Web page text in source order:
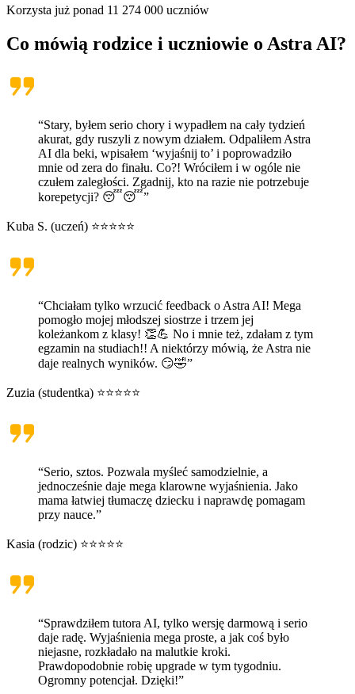
Korzysta już ponad 11 274 000 uczniów
Co mówią rodzice i uczniowie o Astra AI?
“Stary, byłem serio chory i wypadłem na cały tydzień
akurat, gdy ruszyli z nowym działem. Odpaliłem Astra
AI dla beki, wpisałem ‘wyjaśnij to’ i poprowadziło
mnie od zera do finału. Co?! Wróciłem i w ogóle nie
czułem zaległości. Zgadnij, kto na razie nie potrzebuje
korepetycji? 😴😴”
Kuba S. (uczeń) ⭐⭐⭐⭐⭐
“Chciałam tylko wrzucić feedback o Astra AI! Mega
pomogło mojej młodszej siostrze i trzem jej
koleżankom z klasy! 👏💪 No i mnie też, zdałam z tym
egzamin na studiach!! A niektórzy mówią, że Astra nie
daje realnych wyników. 😏🤣”
Zuzia (studentka) ⭐⭐⭐⭐⭐
“Serio, sztos. Pozwala myśleć samodzielnie, a
jednocześnie daje mega klarowne wyjaśnienia. Jako
mama łatwiej tłumaczę dziecku i naprawdę pomagam
przy nauce.”
Kasia (rodzic) ⭐⭐⭐⭐⭐
“Sprawdziłem tutora AI, tylko wersję darmową i serio
daje radę. Wyjaśnienia mega proste, a jak coś było
niejasne, rozkładało na malutkie kroki.
Prawdopodobnie robię upgrade w tym tygodniu.
Ogromny potencjał. Dzięki!”